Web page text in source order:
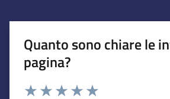
Quanto sono chiare le
pagina?
Esprimi una valutazione